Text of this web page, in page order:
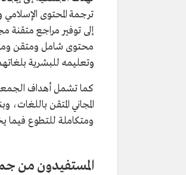
ترجمة المحتوى
إلى توفير مراجع متقنة
محتوى شامل ومتقن
وتعليمه للبشرية
كما تشمل أهداف الجمعية
المجاني المتقن
ومتكاملة للتطوع فيما
المستفيدون من